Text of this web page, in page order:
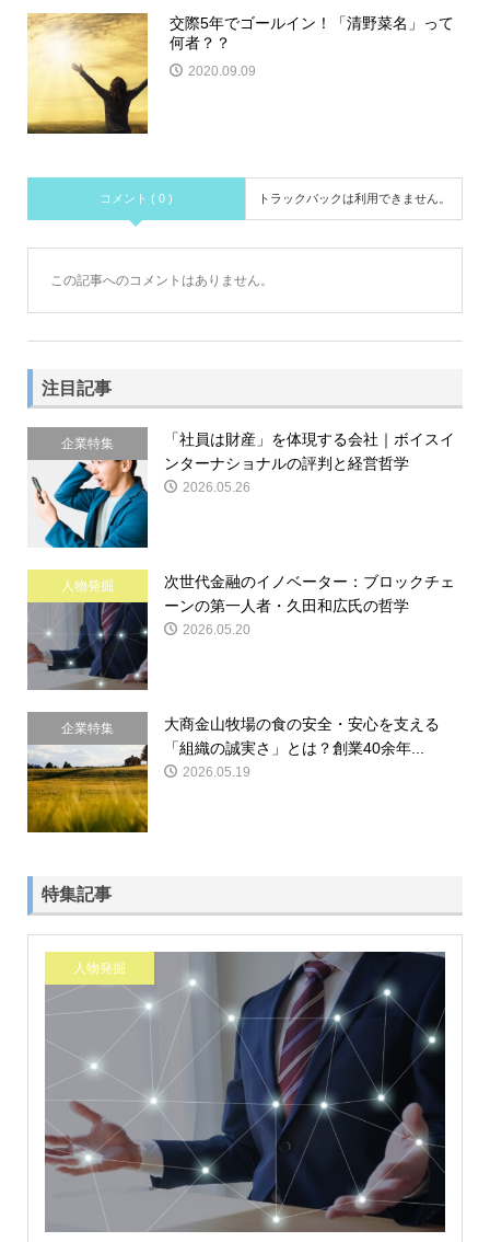
交際5年でゴールイン！「清野菜名」って
何者？？
2020.09.09
コメント ( 0 ) トラックバックは利用できません。
この記事へのコメントはありません。
注目記事
企業特集
「社員は財産」を体現する会社｜ボイスイ
ンターナショナルの評判と経営哲学
2026.05.26
人物発掘
次世代金融のイノベーター：ブロックチェ
ーンの第一人者・久田和広氏の哲学
2026.05.20
企業特集
大商金山牧場の食の安全・安心を支える
「組織の誠実さ」とは？創業40余年...
2026.05.19
特集記事
人物発掘